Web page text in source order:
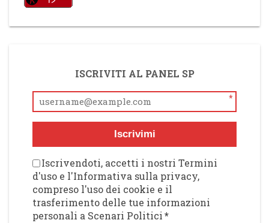
ISCRIVITI AL PANEL SP
*
Iscrivimi
Iscrivendoti, accetti i nostri Termini
d'uso e l'Informativa sulla privacy,
compreso l'uso dei cookie e il
trasferimento delle tue informazioni
personali a Scenari Politici*